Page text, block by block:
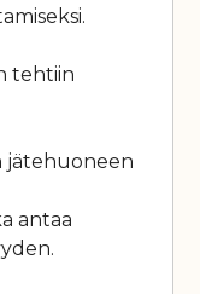
tehtiin
jätehuoneen
antaa